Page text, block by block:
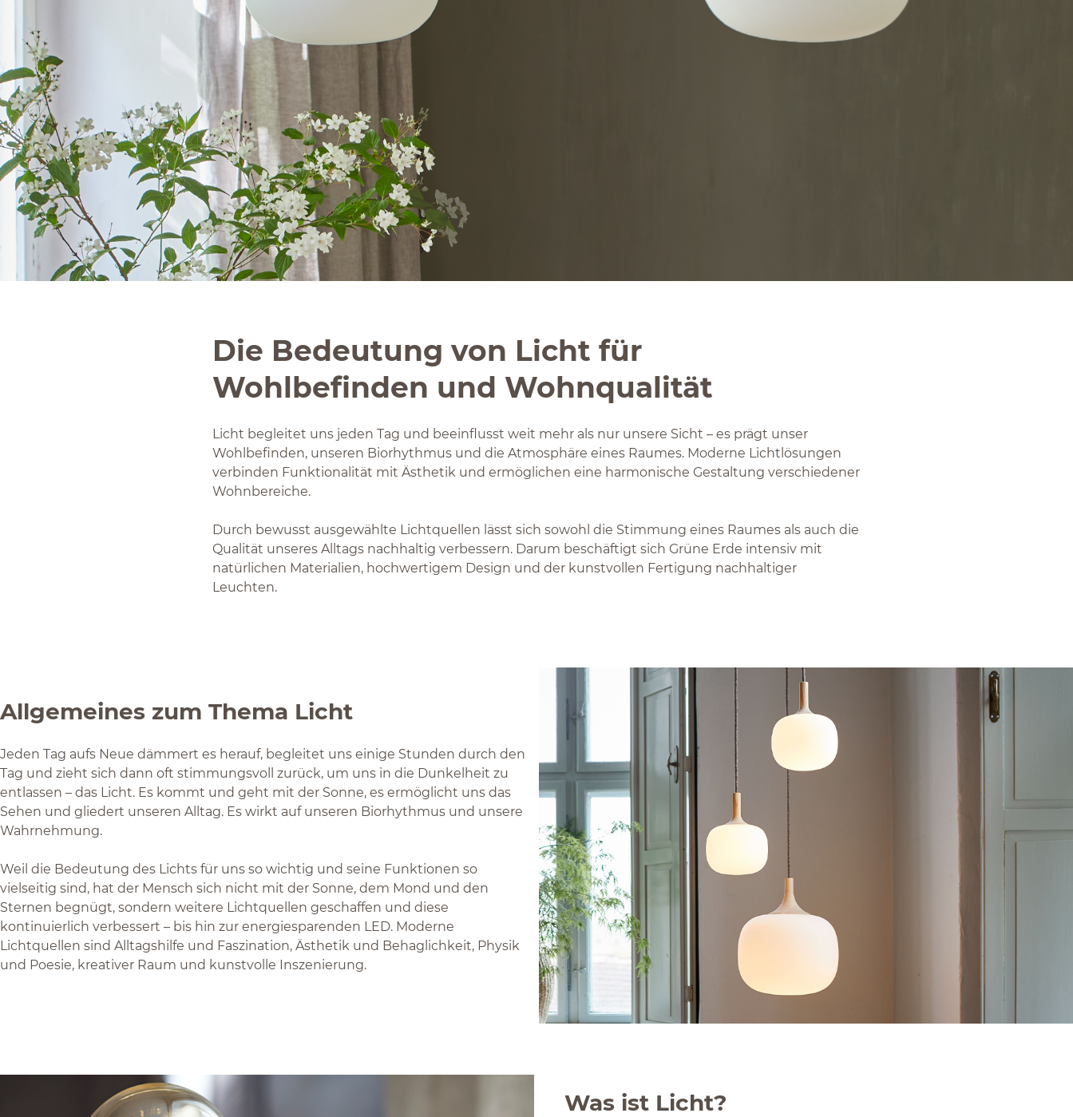
Die Bedeutung von Licht für
Wohlbefinden und Wohnqualität
Licht begleitet uns jeden Tag und beeinflusst weit mehr als nur unsere Sicht – es prägt unser
Wohlbefinden, unseren Biorhythmus und die Atmosphäre eines Raumes. Moderne Lichtlösungen
verbinden Funktionalität mit Ästhetik und ermöglichen eine harmonische Gestaltung verschiedener
Wohnbereiche.
Durch bewusst ausgewählte Lichtquellen lässt sich sowohl die Stimmung eines Raumes als auch die
Qualität unseres Alltags nachhaltig verbessern. Darum beschäftigt sich Grüne Erde intensiv mit
natürlichen Materialien, hochwertigem Design und der kunstvollen Fertigung nachhaltiger
Leuchten.
Allgemeines zum Thema Licht
Jeden Tag aufs Neue dämmert es herauf, begleitet uns einige Stunden durch den
Tag und zieht sich dann oft stimmungsvoll zurück, um uns in die Dunkelheit zu
entlassen – das Licht. Es kommt und geht mit der Sonne, es ermöglicht uns das
Sehen und gliedert unseren Alltag. Es wirkt auf unseren Biorhythmus und unsere
Wahrnehmung.
Weil die Bedeutung des Lichts für uns so wichtig und seine Funktionen so
vielseitig sind, hat der Mensch sich nicht mit der Sonne, dem Mond und den
Sternen begnügt, sondern weitere Lichtquellen geschaffen und diese
kontinuierlich verbessert – bis hin zur energiesparenden LED. Moderne
Lichtquellen sind Alltagshilfe und Faszination, Ästhetik und Behaglichkeit, Physik
und Poesie, kreativer Raum und kunstvolle Inszenierung.
Was ist Licht?